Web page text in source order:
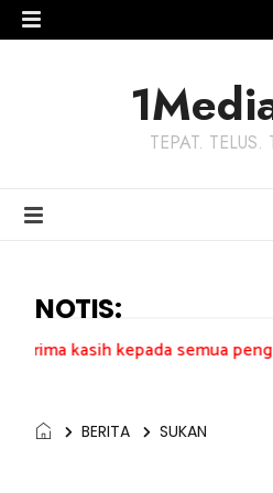
TEPAT. TELUS.
NOTIS:
kepada semua pengundi.......
BERITA SUKAN